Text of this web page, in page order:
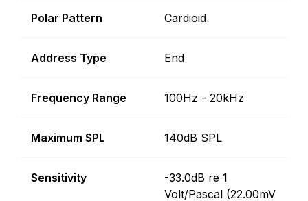
Polar Pattern Cardioid
Address Type End
Frequency Range 100Hz - 20kHz
Maximum SPL 140dB SPL
Sensitivity
-33.0dB re 1
Volt/Pascal (22.00mV